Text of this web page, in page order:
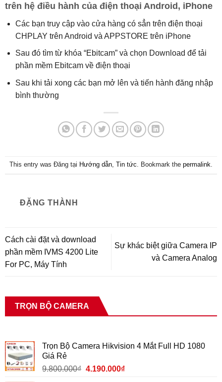
trên hệ điều hành của điện thoại Android, iPhone
Các bạn truy cập vào cửa hàng có sẳn trên điện thoại
CHPLAY trên Android và APPSTORE trên iPhone
Sau đó tìm từ khóa “Ebitcam” và chọn Download để tải
phần mềm Ebitcam về điện thoại
Sau khi tải xong các bạn mở lên và tiến hành đăng nhập
bình thường
This entry was Đăng tại Hướng dẫn, Tin tức. Bookmark the permalink.
ĐẶNG THÀNH
Cách cài đặt và download
phần mềm IVMS 4200 Lite
For PC, Máy Tính
Sự khác biệt giữa Camera IP
và Camera Analog
TRỌN BỘ CAMERA
Trọn Bộ Camera Hikvision 4 Mắt Full HD 1080
Giá Rẻ
9.800.000₫ 4.190.000₫